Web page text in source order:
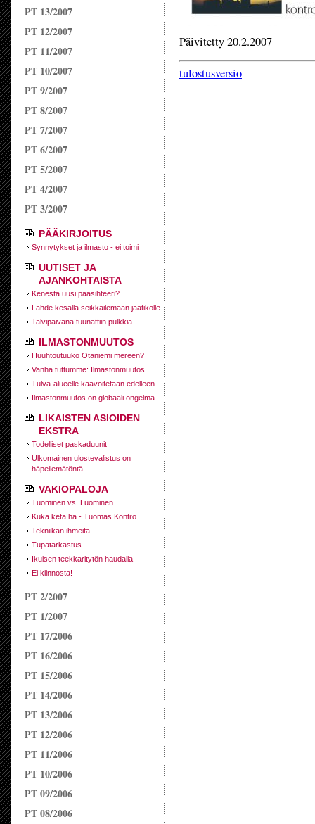
PT 13/2007
PT 12/2007
PT 11/2007
PT 10/2007
PT 9/2007
PT 8/2007
PT 7/2007
PT 6/2007
PT 5/2007
PT 4/2007
PT 3/2007
PÄÄKIRJOITUS
Synnytykset ja ilmasto - ei toimi
UUTISET JA
AJANKOHTAISTA
Kenestä uusi pääsihteeri?
Lähde kesällä seikkailemaan jäätikölle
Talvipäivänä tuunattiin pulkkia
ILMASTONMUUTOS
Huuhtoutuuko Otaniemi mereen?
Vanha tuttumme: Ilmastonmuutos
Tulva-alueelle kaavoitetaan edelleen
Ilmastonmuutos on globaali ongelma
LIKAISTEN ASIOIDEN
EKSTRA
Todelliset paskaduunit
Ulkomainen ulostevalistus on
häpeilemätöntä
VAKIOPALOJA
Tuominen vs. Luominen
Kuka ketä hä - Tuomas Kontro
Tekniikan ihmeitä
Tupatarkastus
Ikuisen teekkaritytön haudalla
Ei kiinnosta!
PT 2/2007
PT 1/2007
PT 17/2006
PT 16/2006
PT 15/2006
PT 14/2006
PT 13/2006
PT 12/2006
PT 11/2006
PT 10/2006
PT 09/2006
PT 08/2006
Päivitetty 20.2.2007
tulostusversio